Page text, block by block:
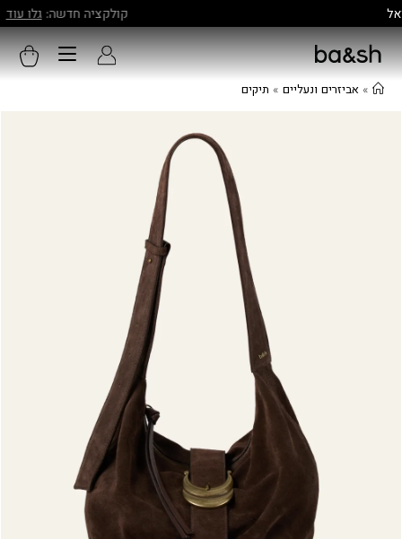
» אביזרים ונעליים » תיקים